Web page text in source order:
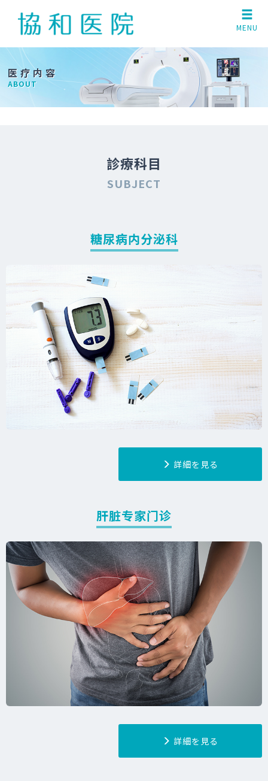
MENU
医疗内容
ABOUT
診療科目
SUBJECT
糖尿病内分泌科
詳細を見る
肝脏专家门诊
詳細を見る